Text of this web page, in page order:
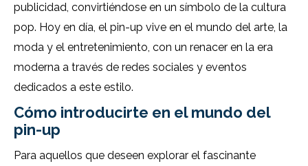
publicidad, convirtiéndose en un símbolo de la cultura
pop. Hoy en día, el pin-up vive en el mundo del arte, la
moda y el entretenimiento, con un renacer en la era
moderna a través de redes sociales y eventos
dedicados a este estilo.
Cómo introducirte en el mundo del
pin-up
Para aquellos que deseen explorar el fascinante